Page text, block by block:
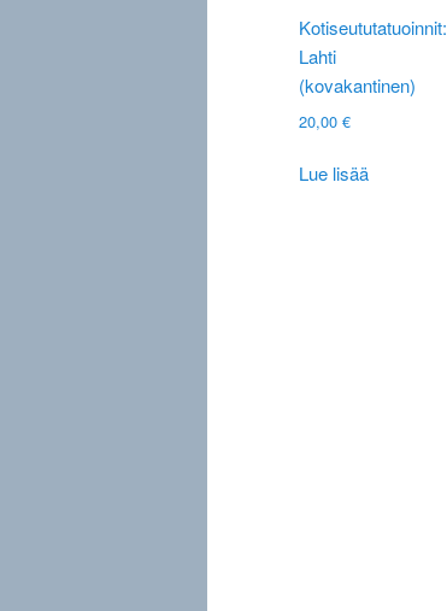
Kotiseututatuoinnit:
Lahti
(kovakantinen)
20,00 €
Lue lisää